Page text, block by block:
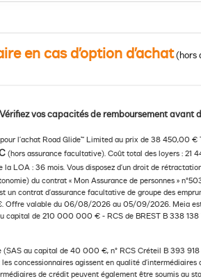
en cas d’option d’achat(hors
vos capacités de remboursement avant
l’achat Road Glide™ Limited au prix de 38 450,00
(hors assurance facultative). Coût total des loyers : 21
la LOA : 36 mois. Vous disposez d’un droit de
du contrat « Mon Assurance de personnes »
un contrat d’assurance facultative de groupe des
valable du 06/08/2026 au 05/09/2026. Meia est
de 210 000 000 € - RCS de BREST B 338 138
au capital de 40 000 €, n° RCS Créteil B 393
concessionnaires agissent en qualité
de crédit peuvent également être soumis au